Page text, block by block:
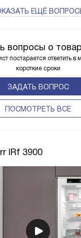
вопросы о
постарается ответить в
короткие сроки
ЗАДАТЬ ВОПРОС
ПОCМОТРЕТЬ ВСЕ
ЕЩЁ
IRf 3900